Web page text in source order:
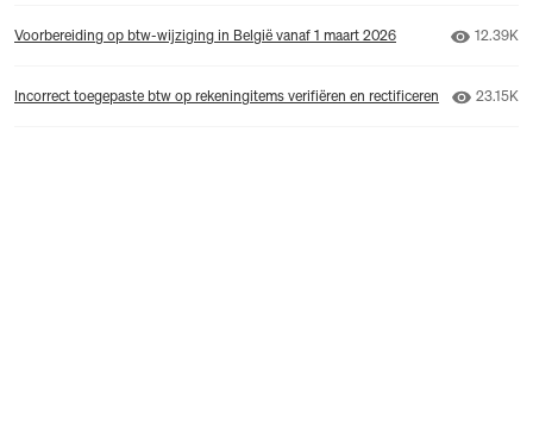
Voorbereiding op btw-wijziging in België vanaf 1 maart 2026 Aantal
12.39K
Incorrect toegepaste btw op rekeningitems verifiëren en rectificeren Aantal
23.15K